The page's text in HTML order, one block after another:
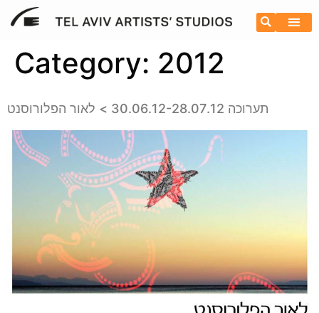
Category: 2012
תערוכה 30.06.12-28.07.12 > לאור הפלורוסנט